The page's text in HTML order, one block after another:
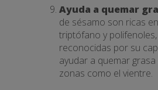
Ayuda a quemar
de sésamo son ricas
triptófano y
reconocidas por su
ayudar a quemar
zonas como el vientre.